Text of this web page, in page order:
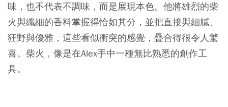
味，也不代表不調味，而是展現本色。他將雄烈的柴
火與纖細的香料掌握得恰如其分，並把直接與細膩、
狂野與優雅，這些看似衝突的感覺，疊合得很令人驚
喜。柴火，像是在Alex手中一種無比熟悉的創作工
具。